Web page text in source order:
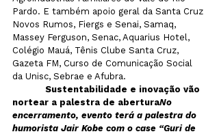
Pardo. E também apoio geral da Santa Cruz
Novos Rumos, Fiergs e Senai, Samaq,
Massey Ferguson, Senac, Aquarius Hotel,
Colégio Mauá, Tênis Clube Santa Cruz,
Gazeta FM, Curso de Comunicação Social
da Unisc, Sebrae e Afubra.
Sustentabilidade e inovação vão
nortear a palestra de aberturaNo
encerramento, evento terá a palestra do
humorista Jair Kobe com o case “Guri de